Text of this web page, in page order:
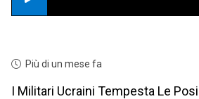
Più di un mese fa
I Militari Ucraini Tempesta Le